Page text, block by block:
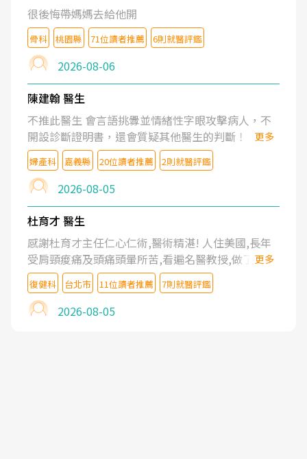
很後悔帶媽媽去給他開
骨科 桃園縣 71位讀者推薦 6則就醫評鑑
2026-08-06
陳建翰 醫生
不推此醫生 會言語挑釁並情緒性字眼攻擊病人，不
開設診斷證明書，還會質疑其他醫生的判斷！
更多
婦產科 嘉義縣 20位讀者推薦 2則就醫評鑑
2026-08-05
杜育才 醫生
感謝杜育才主任仁心仁術,醫術精湛! 人住美國,長年
受肩頸痠痛及頭痛頭暈所苦,看遍名醫教授,做了各種
檢查,也嘗試過西醫打針,中醫針灸及物理徒手治療都
沒有用,後來連吃到嗎啡類止痛藥都效果有限,只是壓
症狀,沒多久就痛起來,多年失眠嚴重影響生活品質.
更多
復健科 台北市 11位讀者推薦 7則就醫評鑑
2026-08-05